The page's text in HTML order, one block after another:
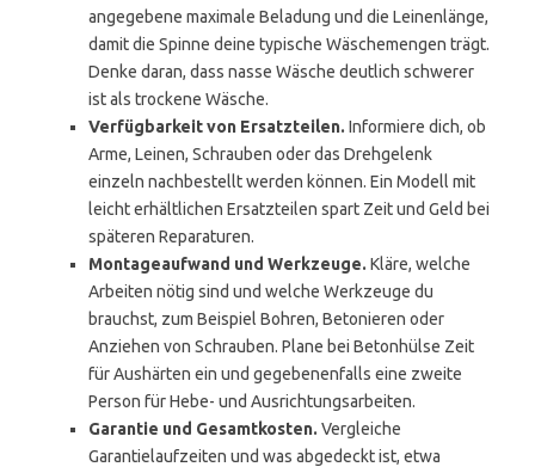
angegebene maximale Beladung und die Leinenlänge,
damit die Spinne deine typische Wäschemengen trägt.
Denke daran, dass nasse Wäsche deutlich schwerer
ist als trockene Wäsche.
Verfügbarkeit von Ersatzteilen. Informiere dich, ob
Arme, Leinen, Schrauben oder das Drehgelenk
einzeln nachbestellt werden können. Ein Modell mit
leicht erhältlichen Ersatzteilen spart Zeit und Geld bei
späteren Reparaturen.
Montageaufwand und Werkzeuge. Kläre, welche
Arbeiten nötig sind und welche Werkzeuge du
brauchst, zum Beispiel Bohren, Betonieren oder
Anziehen von Schrauben. Plane bei Betonhülse Zeit
für Aushärten ein und gegebenenfalls eine zweite
Person für Hebe- und Ausrichtungsarbeiten.
Garantie und Gesamtkosten. Vergleiche
Garantielaufzeiten und was abgedeckt ist, etwa